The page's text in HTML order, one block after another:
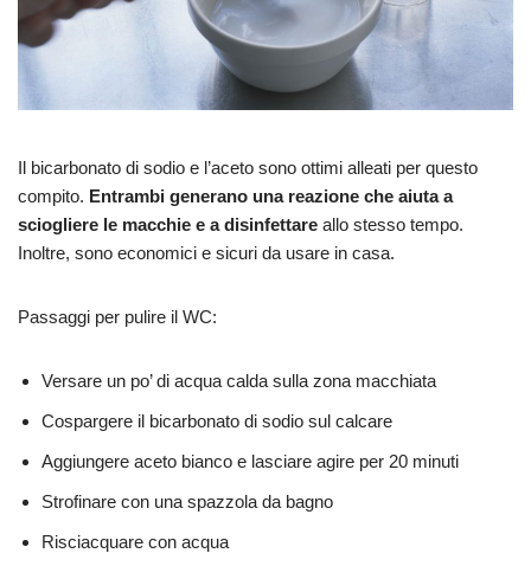
Il bicarbonato di sodio e l’aceto sono ottimi alleati per questo
compito. Entrambi generano una reazione che aiuta a
sciogliere le macchie e a disinfettare allo stesso tempo.
Inoltre, sono economici e sicuri da usare in casa.
Passaggi per pulire il WC:
Versare un po’ di acqua calda sulla zona macchiata
Cospargere il bicarbonato di sodio sul calcare
Aggiungere aceto bianco e lasciare agire per 20 minuti
Strofinare con una spazzola da bagno
Risciacquare con acqua